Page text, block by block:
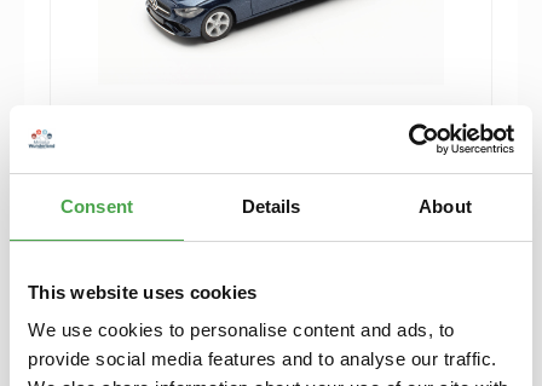
Consent Details About
This website uses cookies
We use cookies to personalise content and ads, to
provide social media features and to analyse our traffic.
6,90 €*
Details